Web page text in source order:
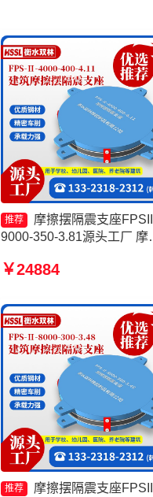
推荐
摩擦摆隔震支座
9000-350-3.81源头工厂 摩
3.81生产厂家 摩擦摆隔震
擦摆隔震支座FPSII-4000-
350-3.81厂家
￥24884
推荐
摩擦摆隔震支座